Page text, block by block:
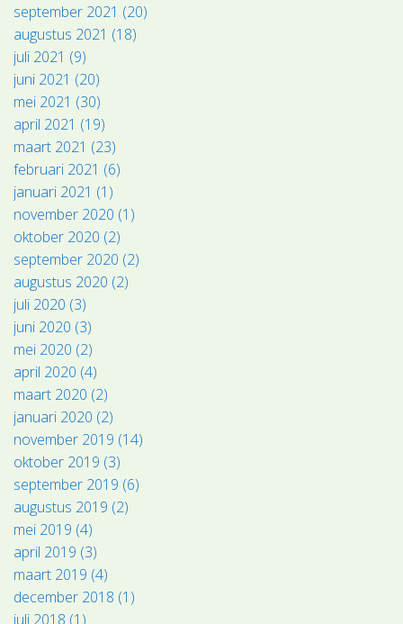
september 2021 (20)
augustus 2021 (18)
juli 2021 (9)
juni 2021 (20)
mei 2021 (30)
april 2021 (19)
maart 2021 (23)
februari 2021 (6)
januari 2021 (1)
november 2020 (1)
oktober 2020 (2)
september 2020 (2)
augustus 2020 (2)
juli 2020 (3)
juni 2020 (3)
mei 2020 (2)
april 2020 (4)
maart 2020 (2)
januari 2020 (2)
november 2019 (14)
oktober 2019 (3)
september 2019 (6)
augustus 2019 (2)
mei 2019 (4)
april 2019 (3)
maart 2019 (4)
december 2018 (1)
juli 2018 (1)